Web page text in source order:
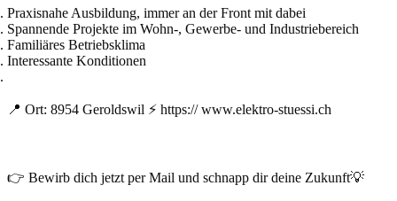
Praxisnahe Ausbildung, immer an der Front mit dabei
Spannende Projekte im Wohn-, Gewerbe- und Industriebereich
Familiäres Betriebsklima
Interessante Konditionen
📍 Ort: 8954 Geroldswil ⚡ https:// www.elektro-stuessi.ch
👉 Bewirb dich jetzt per Mail und schnapp dir deine Zukunft💡